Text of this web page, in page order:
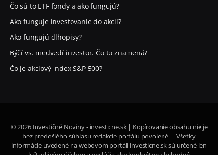
Čo sú to ETF fondy a ako fungujú?
Ako funguje investovanie do akcií?
Ako fungujú dlhopisy?
Býčí vs. medvedí investor. Čo to znamená?
Čo je akciový index S&P 500?
© 2026 Investičné Noviny - investicne.sk | Kopírovanie obsahu nie je
bez predošlého súhlasu redakcie portálu povolené. | Všetky
informácie uvedené na webovom portáli investicne.sk sú určené len